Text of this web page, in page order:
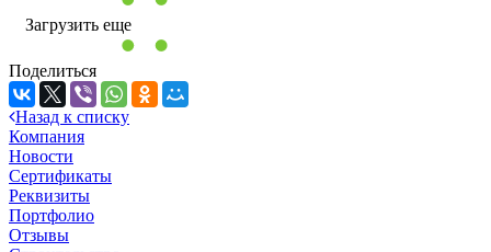
Загрузить еще
Поделиться
Назад к списку
Компания
Новости
Сертификаты
Реквизиты
Портфолио
Отзывы